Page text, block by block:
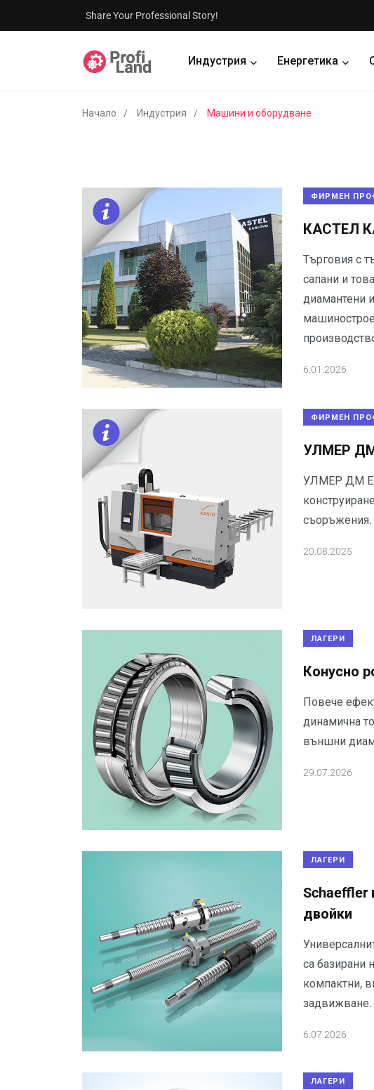
Share Your Professional Story!
Индустрия Енергетика
Начало Индустрия Машини и оборудване
ФИРМЕН
КАСТЕЛ
Търговия с
сапани и
диамантени
6.01.2026
ФИРМЕН
УЛМЕР
УЛМЕР ДМ
съоръжения.
20.08.2025
ЛАГЕРИ
Конусно
Повече
динамична
външни
29.07.2026
ЛАГЕРИ
Schaeffler
двойки
са базирани
компактни,
задвижване.
6.07.2026
ЛАГЕРИ